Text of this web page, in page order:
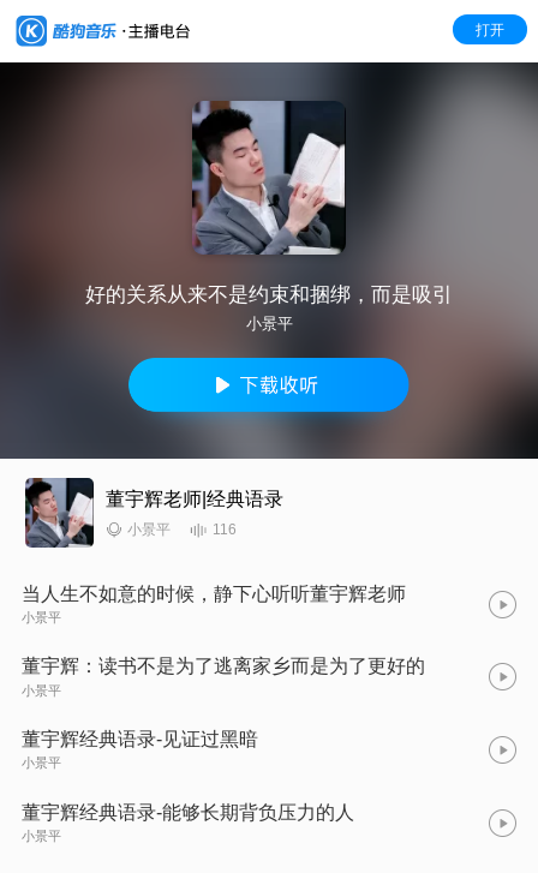
打开
好的关系从来不是约束和捆绑，而是吸引
小景平
董宇辉老师|经典语录
小景平 116
当人生不如意的时候，静下心听听董宇辉老师
小景平
董宇辉：读书不是为了逃离家乡而是为了更好的
小景平
董宇辉经典语录-见证过黑暗
小景平
董宇辉经典语录-能够长期背负压力的人
小景平